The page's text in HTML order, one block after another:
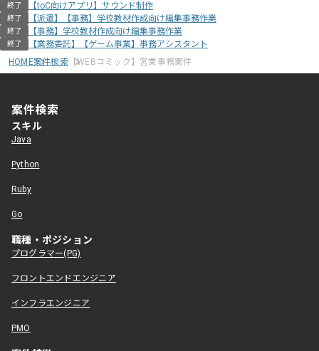
終了 【toC向けアプリ】サウンド制作
終了 【派遣】【事務】学校教材作成向け編集事務作業
終了 【事務】学校教材作成向け編集事務作業
終了
【業務委託】【ゲーム事業】事務アシスタント
HOME案件検索【WEBコミック】営業事務案件
案件検索
スキル
Java
Python
Ruby
Go
職種・ポジション
プログラマー(PG)
フロントエンドエンジニア
インフラエンジニア
PMO